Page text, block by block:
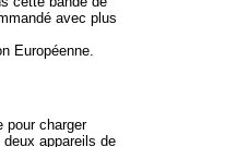
avec plus
Européenne.
pour charger
appareils de